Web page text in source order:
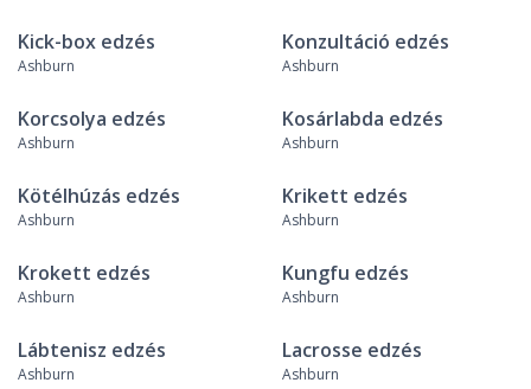
Kick-box edzés
Ashburn
Konzultáció edzés
Ashburn
Korcsolya edzés
Ashburn
Kosárlabda edzés
Ashburn
Kötélhúzás edzés
Ashburn
Krikett edzés
Ashburn
Krokett edzés
Ashburn
Kungfu edzés
Ashburn
Lábtenisz edzés
Ashburn
Lacrosse edzés
Ashburn